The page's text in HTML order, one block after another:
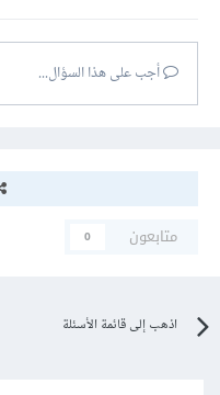
أجب على هذا السؤال...
متابعون
0
اذهب إلى قائمة الأسئلة